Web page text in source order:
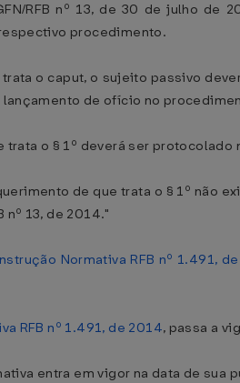
RFB nº 13, de 30 de julho
procedimento.
trata o caput, o sujeito passivo
de ofício no
trata o § 1º deverá ser
de que trata o § 1º não
nº 13, de 2014."
Normativa RFB nº 1.491,
RFB nº 1.491, de 2014, passa a
entra em vigor na data de sua